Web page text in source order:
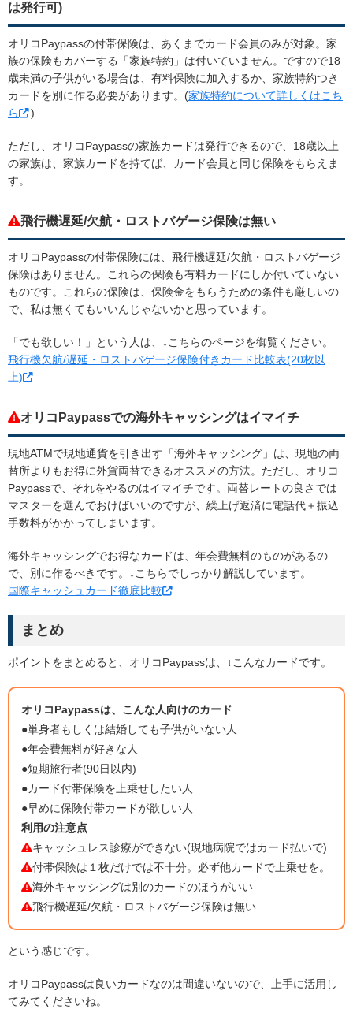
は発行可)
オリコPaypassの付帯保険は、あくまでカード会員のみが対象。家
族の保険もカバーする「家族特約」は付いていません。ですので18
歳未満の子供がいる場合は、有料保険に加入するか、家族特約つき
カードを別に作る必要があります。(家族特約について詳しくはこち
ら
)
ただし、オリコPaypassの家族カードは発行できるので、18歳以上
の家族は、家族カードを持てば、カード会員と同じ保険をもらえま
す。
飛行機遅延/欠航・ロストバゲージ保険は無い
オリコPaypassの付帯保険には、飛行機遅延/欠航・ロストバゲージ
保険はありません。これらの保険も有料カードにしか付いていない
ものです。これらの保険は、保険金をもらうための条件も厳しいの
で、私は無くてもいいんじゃないかと思っています。
「でも欲しい！」という人は、↓こちらのページを御覧ください。
飛行機欠航/遅延・ロストバゲージ保険付きカード比較表(20枚以
上)
オリコPaypassでの海外キャッシングはイマイチ
現地ATMで現地通貨を引き出す「海外キャッシング」は、現地の両
替所よりもお得に外貨両替できるオススメの方法。ただし、オリコ
Paypassで、それをやるのはイマイチです。両替レートの良さでは
マスターを選んでおけばいいのですが、繰上げ返済に電話代＋振込
手数料がかかってしまいます。
海外キャッシングでお得なカードは、年会費無料のものがあるの
で、別に作るべきです。↓こちらでしっかり解説しています。
国際キャッシュカード徹底比較
まとめ
ポイントをまとめると、オリコPaypassは、↓こんなカードです。
オリコPaypassは、こんな人向けのカード
●単身者もしくは結婚しても子供がいない人
●年会費無料が好きな人
●短期旅行者(90日以内)
●カード付帯保険を上乗せしたい人
●早めに保険付帯カードが欲しい人
利用の注意点
キャッシュレス診療ができない(現地病院ではカード払いで)
付帯保険は１枚だけでは不十分。必ず他カードで上乗せを。
海外キャッシングは別のカードのほうがいい
飛行機遅延/欠航・ロストバゲージ保険は無い
という感じです。
オリコPaypassは良いカードなのは間違いないので、上手に活用し
てみてくださいね。